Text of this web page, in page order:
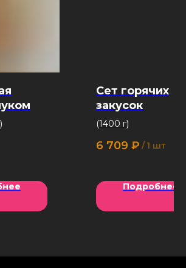
Сет горячих
закусок
(1400 г)
6 709 ₽ / 1 шт
Подробнее